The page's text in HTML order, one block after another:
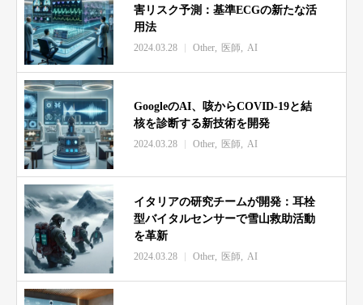
害リスク予測：基準ECGの新たな活
用法
2024.03.28 Other 医師 AI
GoogleのAI、咳からCOVID-19と結
核を診断する新技術を開発
2024.03.28 Other 医師 AI
イタリアの研究チームが開発：耳栓
型バイタルセンサーで雪山救助活動
を革新
2024.03.28 Other 医師 AI